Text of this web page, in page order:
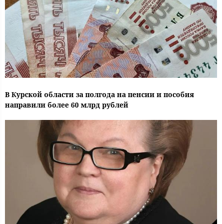
В Курской области за полгода на пенсии и пособия
направили более 60 млрд рублей